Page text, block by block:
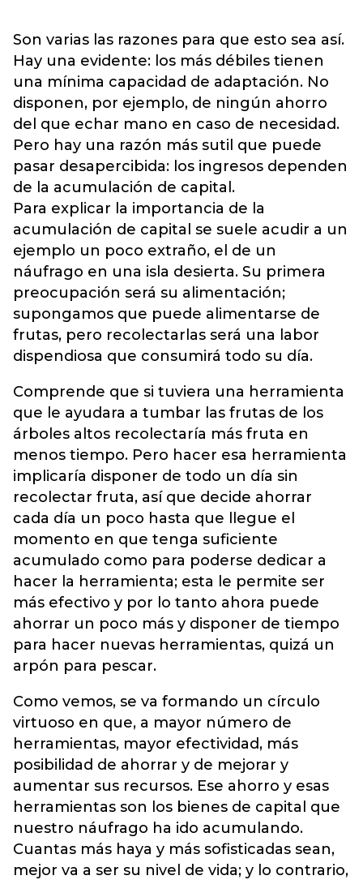
Son varias las razones para que esto sea así.
Hay una evidente: los más débiles tienen
una mínima capacidad de adaptación. No
disponen, por ejemplo, de ningún ahorro
del que echar mano en caso de necesidad.
Pero hay una razón más sutil que puede
pasar desapercibida: los ingresos dependen
de la acumulación de capital.
Para explicar la importancia de la
acumulación de capital se suele acudir a un
ejemplo un poco extraño, el de un
náufrago en una isla desierta. Su primera
preocupación será su alimentación;
supongamos que puede alimentarse de
frutas, pero recolectarlas será una labor
dispendiosa que consumirá todo su día.
Comprende que si tuviera una herramienta
que le ayudara a tumbar las frutas de los
árboles altos recolectaría más fruta en
menos tiempo. Pero hacer esa herramienta
implicaría disponer de todo un día sin
recolectar fruta, así que decide ahorrar
cada día un poco hasta que llegue el
momento en que tenga suficiente
acumulado como para poderse dedicar a
hacer la herramienta; esta le permite ser
más efectivo y por lo tanto ahora puede
ahorrar un poco más y disponer de tiempo
para hacer nuevas herramientas, quizá un
arpón para pescar.
Como vemos, se va formando un círculo
virtuoso en que, a mayor número de
herramientas, mayor efectividad, más
posibilidad de ahorrar y de mejorar y
aumentar sus recursos. Ese ahorro y esas
herramientas son los bienes de capital que
nuestro náufrago ha ido acumulando.
Cuantas más haya y más sofisticadas sean,
mejor va a ser su nivel de vida; y lo contrario,